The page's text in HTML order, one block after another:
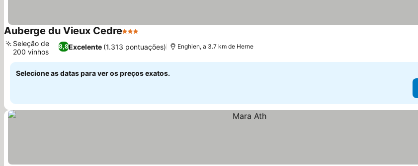
Auberge du Vieux Cedre3 Estrelas
8,8Excelente (1.313 pontuações)
Seleção de
200 vinhos
Enghien, a 3.7 km de Herne
Selecione as datas para ver os preços exatos.